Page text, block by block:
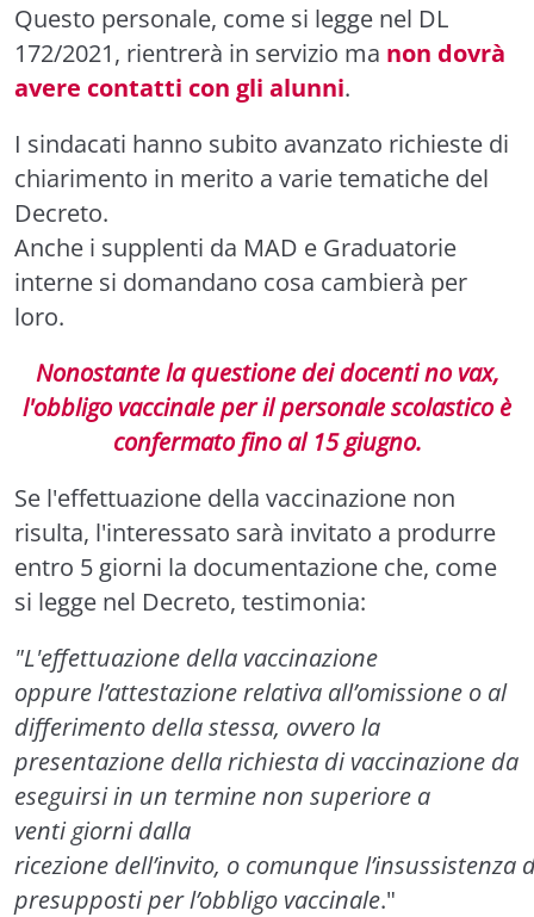
Questo personale, come si legge nel DL
172/2021, rientrerà in servizio ma non dovrà
avere contatti con gli alunni.
I sindacati hanno subito avanzato richieste di
chiarimento in merito a varie tematiche del
Decreto.
Anche i supplenti da MAD e Graduatorie
interne si domandano cosa cambierà per
loro.
Nonostante la questione dei docenti no vax,
l'obbligo vaccinale per il personale scolastico è
confermato fino al 15 giugno.
Se l'effettuazione della vaccinazione non
risulta, l'interessato sarà invitato a produrre
entro 5 giorni la documentazione che, come
si legge nel Decreto, testimonia:
"L'effettuazione della vaccinazione
oppure l’attestazione relativa all’omissione o al
differimento della stessa, ovvero la
presentazione della richiesta di vaccinazione da
eseguirsi in un termine non superiore a
venti giorni dalla
ricezione dell’invito, o comunque l’insussistenza
presupposti per l’obbligo vaccinale."